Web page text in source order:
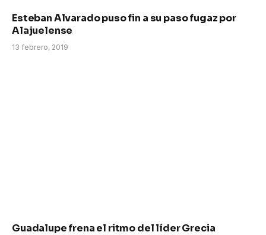
Esteban Alvarado puso fin a su paso fugaz por
Alajuelense
13 febrero, 2019
Guadalupe frena el ritmo del líder Grecia